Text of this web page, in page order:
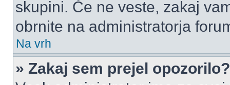
skupini. Če ne veste, zakaj
obrnite na administratorja
Na vrh
» Zakaj sem prejel opozorilo?